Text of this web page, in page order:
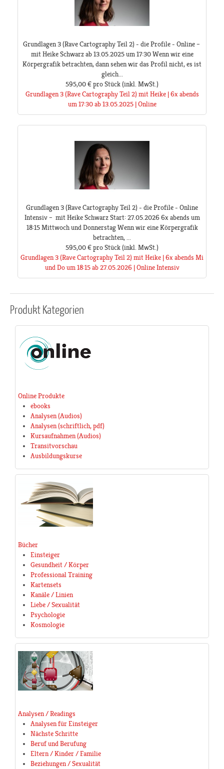
Grundlagen 3 (Rave Cartography Teil 2) - die Profile - Online –
mit Heike Schwarz ab 13.05.2025 um 17:30 Wenn wir eine
Körpergrafik betrachten, dann sehen wir das Profil nicht, es ist
gleich...
595,00 €pro Stück(inkl. MwSt.)
Grundlagen 3 (Rave Cartography Teil 2) mit Heike | 6x abends
um 17:30 ab 13.05.2025 | Online
Grundlagen 3 (Rave Cartography Teil 2) - die Profile - Online
Intensiv – mit Heike Schwarz Start: 27.05.2026 6x abends um
18:15 Mittwoch und Donnerstag Wenn wir eine Körpergrafik
betrachten, ...
595,00 €pro Stück(inkl. MwSt.)
Grundlagen 3 (Rave Cartography Teil 2) mit Heike | 6x abends Mi
und Do um 18:15 ab 27.05.2026 | Online Intensiv
ProduktKategorien
Online Produkte
ebooks
Analysen (Audios)
Analysen (schriftlich, pdf)
Kursaufnahmen (Audios)
Transitvorschau
Ausbildungskurse
Bücher
Einsteiger
Gesundheit / Körper
Professional Training
Kartensets
Kanäle / Linien
Liebe / Sexualität
Psychologie
Kosmologie
Analysen / Readings
Analysen für Einsteiger
Nächste Schritte
Beruf und Berufung
Eltern / Kinder / Familie
Beziehungen / Sexualität